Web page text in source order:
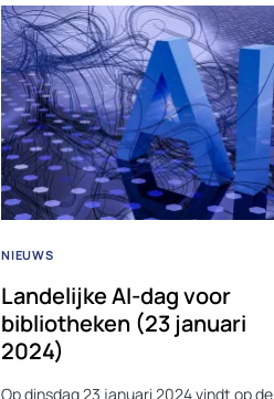
NIEUWS
Landelijke AI-dag voor
bibliotheken (23 januari
2024)
Op dinsdag 23 januari 2024 vindt op de